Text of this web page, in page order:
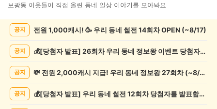
보광동 이웃들이 직접 올린 동네 일상 이야기를 모아봐요
공지 전원 1,000캐시! 🥳 우리 동네 썰전 14회차 OPEN (~8/17)
공지 💰[당첨자 발표] 26회차 우리 동네 정보왕 이벤트 당첨자를 발표합니다!
공지 💸 전원 2,000캐시 지급! 우리 동네 정보왕 27회차 (~8/10)
공지 💰[당첨자 발표] 우리 동네 썰전 12회차 당첨자를 발표합니다!